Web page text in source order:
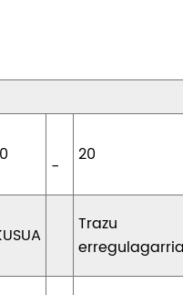
- 20
Trazu